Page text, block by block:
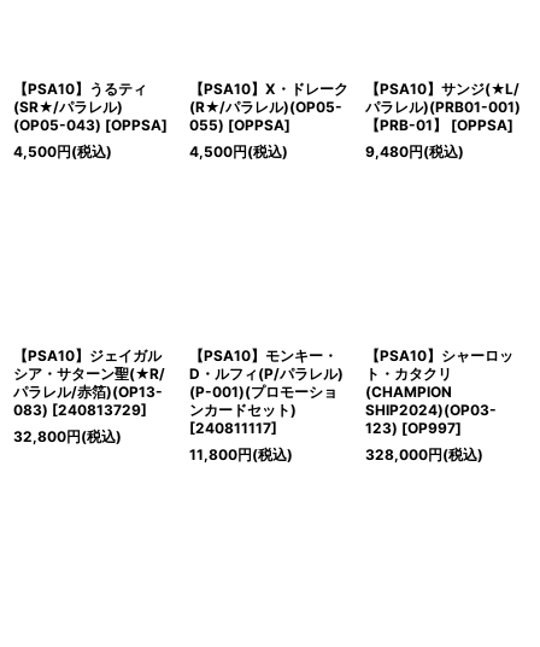
【PSA10】うるティ
(SR★/パラレル)
(OP05-043) [OPPSA]
4,500円(税込)
【PSA10】X・ドレーク
(R★/パラレル)(OP05-
055) [OPPSA]
4,500円(税込)
【PSA10】サンジ(★L/
パラレル)(PRB01-001)
【PRB-01】
[OPPSA]
9,480円(税込)
【PSA10】ジェイガル
シア・サターン聖(★R/
パラレル/赤箔)(OP13-
083) [240813729]
32,800円(税込)
【PSA10】モンキー・
D・ルフィ(P/パラレル)
(P-001)(プロモーショ
ンカードセット)
[240811117]
11,800円(税込)
【PSA10】シャーロッ
ト・カタクリ
(CHAMPION
SHIP2024)(OP03-
123) [OP997]
328,000円(税込)